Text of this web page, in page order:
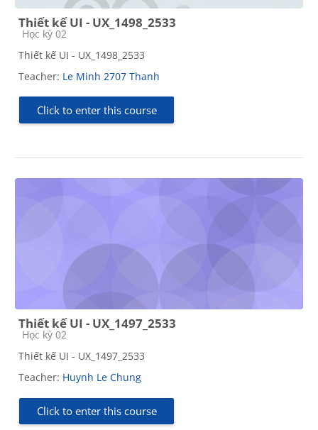
Thiết kế UI - UX_1498_2533
Course category
Học kỳ 02
Thiết kế UI - UX_1498_2533
Teacher: Le Minh 2707 Thanh
Click to enter this course
Thiết kế UI - UX_1497_2533
Course category
Học kỳ 02
Thiết kế UI - UX_1497_2533
Teacher: Huynh Le Chung
Click to enter this course